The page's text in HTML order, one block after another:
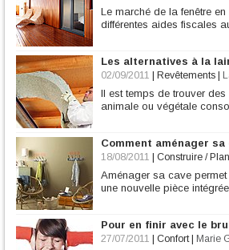
Le marché de la fenêtre
différentes aides fiscales
Les alternatives à la
02/09/2011 Revêtements
Il est temps de trouver
animale ou végétale
Comment aménager sa
18/08/2011 Construire /
Aménager sa cave
une nouvelle pièce
Pour en finir avec le
27/07/2011 Confort| Marie